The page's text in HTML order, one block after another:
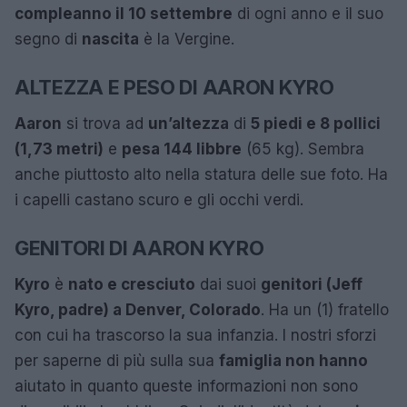
compleanno il 10 settembre di ogni anno e il suo
segno di nascita è la Vergine.
ALTEZZA E PESO DI AARON KYRO
Aaron si trova ad un’altezza di 5 piedi e 8 pollici
(1,73 metri) e pesa 144 libbre (65 kg). Sembra
anche piuttosto alto nella statura delle sue foto. Ha
i capelli castano scuro e gli occhi verdi.
GENITORI DI AARON KYRO
Kyro è nato e cresciuto dai suoi genitori (Jeff
Kyro, padre) a Denver, Colorado. Ha un (1) fratello
con cui ha trascorso la sua infanzia. I nostri sforzi
per saperne di più sulla sua famiglia non hanno
aiutato in quanto queste informazioni non sono